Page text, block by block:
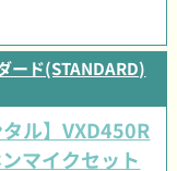
ード(STANDARD)
タル】VXD450R
マイクセット